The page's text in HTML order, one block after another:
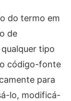
do termo em
de
tipo
código-fonte
para
lo, modificá-